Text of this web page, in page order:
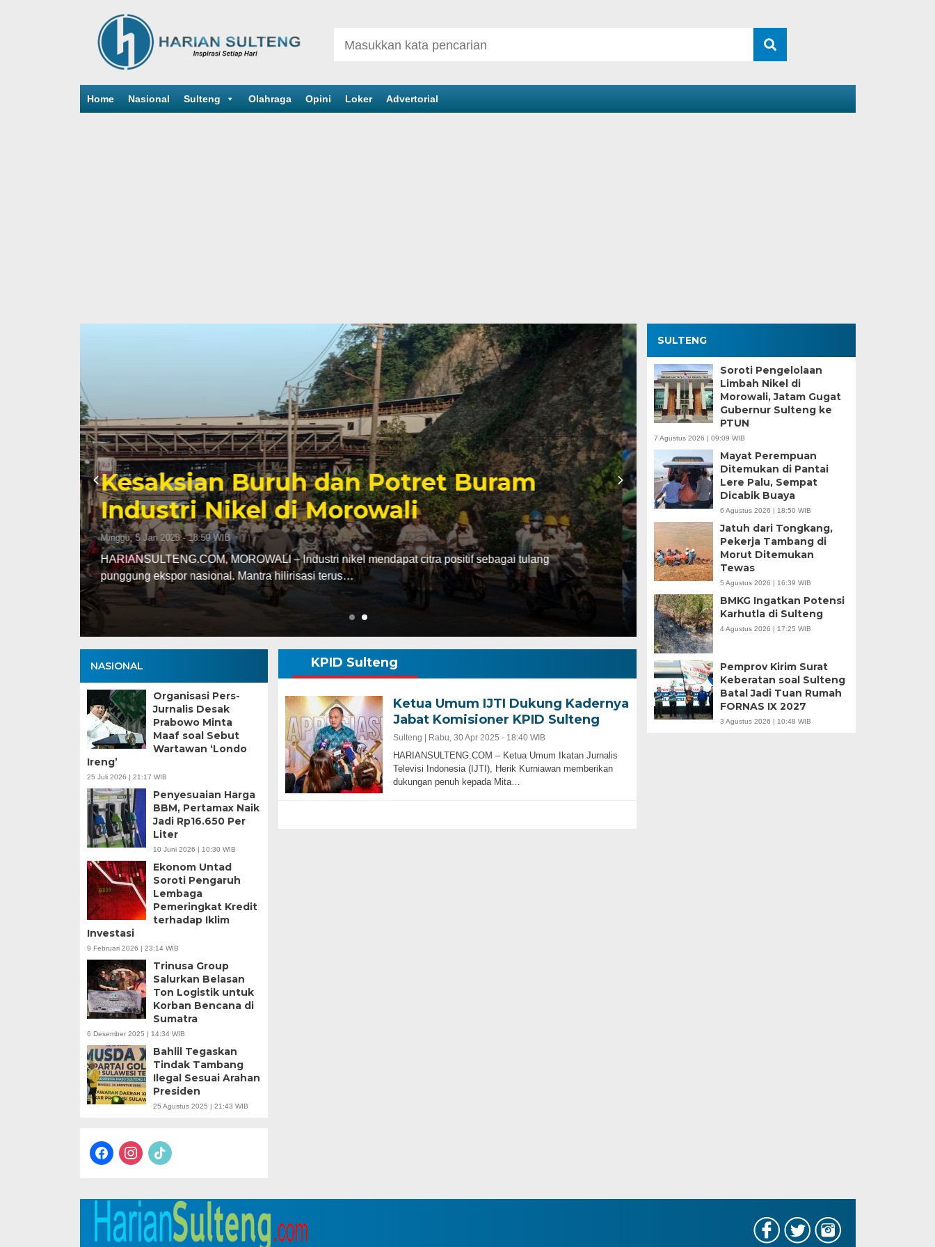
Home Nasional Sulteng Olahraga Opini Loker Advertorial
Sengketa Perizinan Tambang yang
Mengiringi Karier Politik Anwar Hafid
Selasa, 13 Jan 2026 - 16:30 WIB
HARIANSULTENG.COM, PALU – Transisi jabatan dari bupati Morowali ke kursi gubernur
Sulawesi Tengah (Sulteng) nyatanya tak…
Kesaksian Buruh
Industri Nikel di
Minggu, 5 Jan 2025 - 18:59 WIB
HARIANSULTENG.COM, MOROWALI – Industri
punggung ekspor nasional. Mantra hilirisasi terus…
NASIONAL
Organisasi Pers-
Jurnalis Desak
Prabowo Minta
Maaf soal Sebut
Wartawan ‘Londo
Ireng’
25 Juli 2026 | 21:17 WIB
Penyesuaian Harga
BBM, Pertamax Naik
Jadi Rp16.650 Per
Liter
10 Juni 2026 | 10:30 WIB
Ekonom Untad
Soroti Pengaruh
Lembaga
Pemeringkat Kredit
terhadap Iklim
Investasi
9 Februari 2026 | 23:14 WIB
Trinusa Group
Salurkan Belasan
Ton Logistik untuk
Korban Bencana di
Sumatra
6 Desember 2025 | 14:34 WIB
Bahlil Tegaskan
Tindak Tambang
Ilegal Sesuai Arahan
Presiden
25 Agustus 2025 | 21:43 WIB
facebookinstagram
tiktok
KPID Sulteng
Ketua Umum IJTI Dukung Kadernya
Jabat Komisioner KPID Sulteng
Sulteng | Rabu, 30 Apr 2025 - 18:40 WIB
HARIANSULTENG.COM – Ketua Umum Ikatan Jurnalis
Televisi Indonesia (IJTI), Herik Kurniawan memberikan
dukungan penuh kepada Mita…
SULTENG
Soroti Pengelolaan
Limbah Nikel di
Morowali, Jatam Gugat
Gubernur Sulteng ke
PTUN
7 Agustus 2026 | 09:09 WIB
Mayat Perempuan
Ditemukan di Pantai
Lere Palu, Sempat
Dicabik Buaya
6 Agustus 2026 | 18:50 WIB
Jatuh dari Tongkang,
Pekerja Tambang di
Morut Ditemukan
Tewas
5 Agustus 2026 | 16:39 WIB
BMKG Ingatkan Potensi
Karhutla di Sulteng
4 Agustus 2026 | 17:25 WIB
Pemprov Kirim Surat
Keberatan soal Sulteng
Batal Jadi Tuan Rumah
FORNAS IX 2027
3 Agustus 2026 | 10:48 WIB